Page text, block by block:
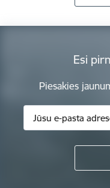
Esi
Piesakies